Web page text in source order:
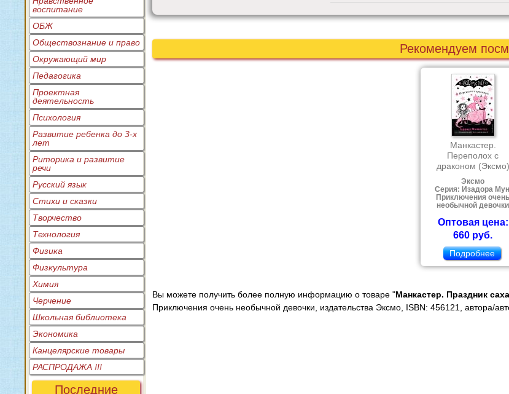
воспитание
ОБЖ
Обществознание и право
Окружающий мир
Педагогика
Проектная
деятельность
Психология
Развитие ребенка до 3-х
лет
Риторика и развитие
речи
Русский язык
Стихи и сказки
Творчество
Технология
Физика
Физкультура
Химия
Черчение
Школьная библиотека
Экономика
Канцелярские товары
РАСПРОДАЖА !!!
Последние
Рекомендуем
Манкастер.
Переполох с
драконом (Эксмо)
Эксмо
Серия: Изадора
Приключения очень
необычной девочки
Оптовая цена:
660 руб.
Подробнее
Вы можете получить более полную информацию о товаре "Манкастер. Праздник
Приключения очень необычной девочки, издательства Эксмо, ISBN: 456121, автора/